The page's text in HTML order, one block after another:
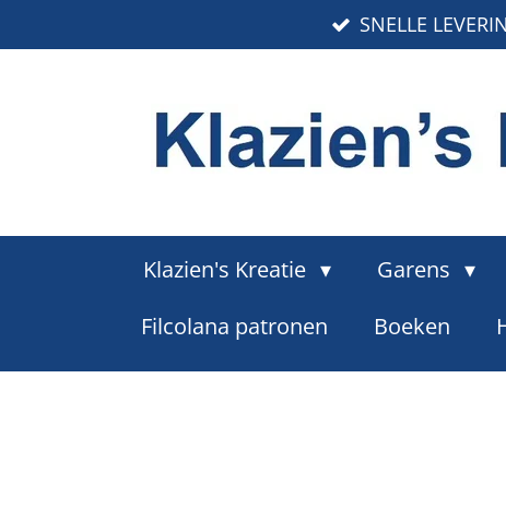
direct
SNELLE
Klazien's Kreatie Garens
Filcolana patronen
Boeken